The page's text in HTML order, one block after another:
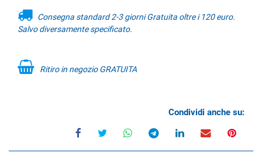
Consegna standard 2-3 giorni Gratuita oltre i 120 euro.
Salvo diversamente specificato.
Ritiro in negozio GRATUITA
Condividi anche su: